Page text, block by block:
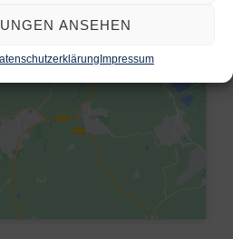
ANSEHEN
Impressum